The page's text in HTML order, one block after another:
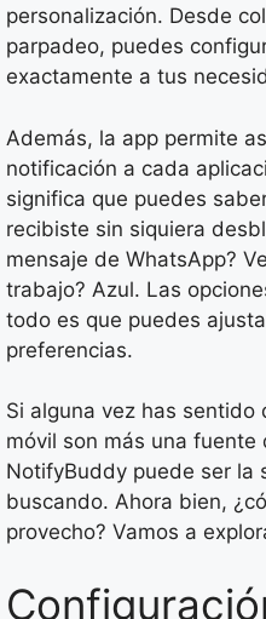
personalización. Desde
parpadeo, puedes
exactamente a tus
Además, la app permite
notificación a cada
significa que puedes
recibiste sin siquiera
mensaje de WhatsApp?
trabajo? Azul. Las
todo es que puedes
preferencias.
Si alguna vez has
móvil son más una
NotifyBuddy puede ser la
buscando. Ahora bien,
provecho? Vamos a